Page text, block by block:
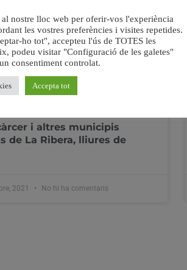
i altres municipis
de La Ribera, lliures de
2021 No hi ha comentaris
nostre lloc web per oferir-vos l'experiència
les vostres preferències i visites repetides.
ho tot", accepteu l'ús de TOTES les
podeu visitar "Configuració de les galetes"
consentiment controlat.
Accepta tot